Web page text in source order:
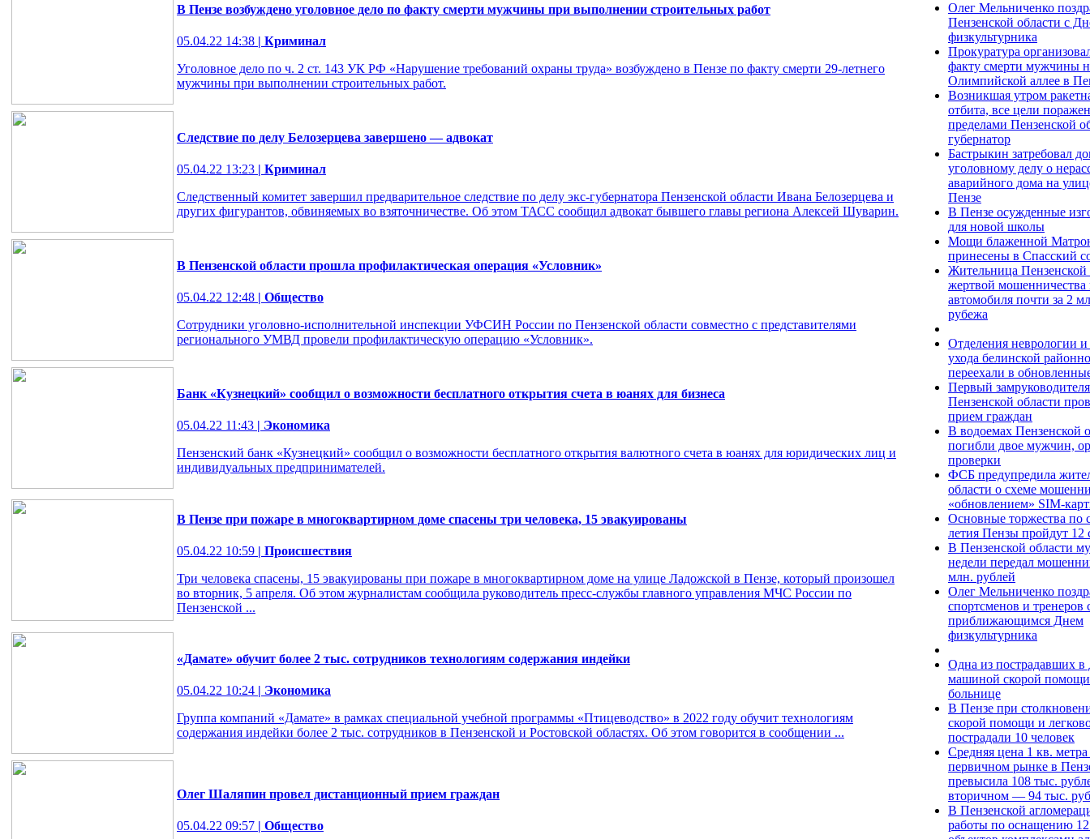
В Пензе возбуждено уголовное дело по факту смерти мужчины при выполнении строительных работ
05.04.22 14:38 | Криминал
Уголовное дело по ч. 2 ст. 143 УК РФ «Нарушение требований охраны труда» возбуждено в Пензе по факту смерти 29-летнего
мужчины при выполнении строительных работ.
Следствие по делу Белозерцева завершено — адвокат
05.04.22 13:23 | Криминал
Следственный комитет завершил предварительное следствие по делу экс-губернатора Пензенской области Ивана Белозерцева и
других фигурантов, обвиняемых во взяточничестве. Об этом ТАСС сообщил адвокат бывшего главы региона Алексей Шуварин.
В Пензенской области прошла профилактическая операция «Условник»
05.04.22 12:48 | Общество
Сотрудники уголовно-исполнительной инспекции УФСИН России по Пензенской области совместно с представителями
регионального УМВД провели профилактическую операцию «Условник».
Банк «Кузнецкий» сообщил о возможности бесплатного открытия счета в юанях для бизнеса
05.04.22 11:43 | Экономика
Пензенский банк «Кузнецкий» сообщил о возможности бесплатного открытия валютного счета в юанях для юридических лиц и
индивидуальных предпринимателей.
В Пензе при пожаре в многоквартирном доме спасены три человека, 15 эвакуированы
05.04.22 10:59 | Происшествия
Три человека спасены, 15 эвакуированы при пожаре в многоквартирном доме на улице Ладожской в Пензе, который произошел
во вторник, 5 апреля. Об этом журналистам сообщила руководитель пресс-службы главного управления МЧС России по
Пензенской ...
«Дамате» обучит более 2 тыс. сотрудников технологиям содержания индейки
05.04.22 10:24 | Экономика
Группа компаний «Дамате» в рамках специальной учебной программы «Птицеводство» в 2022 году обучит технологиям
содержания индейки более 2 тыс. сотрудников в Пензенской и Ростовской областях. Об этом говорится в сообщении ...
Олег Шаляпин провел дистанционный прием граждан
05.04.22 09:57 | Общество
Олег Мельниченко
Пензенской области с
физкультурника
Прокуратура
факту смерти мужчины
Олимпийской аллее в
Возникшая утром
отбита, все цели
пределами Пензенской
губернатор
Бастрыкин затребовал
уголовному делу о
аварийного дома на
Пензе
В Пензе осужденные
для новой школы
Мощи блаженной
принесены в Спасский
Жительница Пензенской
жертвой мошенничества
автомобиля почти за 2
рубежа
Отделения неврологии и
ухода белинской
переехали в
Первый
Пензенской области
прием граждан
В водоемах Пензенской
погибли двое мужчин,
проверки
ФСБ предупредила
области о схеме
«обновлением» SIM-
Основные торжества по
летия Пензы пройдут 12
В Пензенской области
недели передал
млн. рублей
Олег Мельниченко
спортсменов и тренеров
приближающимся Днем
физкультурника
Одна из пострадавших
машиной скорой помощи
больнице
В Пензе при
скорой помощи и
пострадали 10 человек
Средняя цена 1 кв.
первичном рынке в
превысила 108 тыс.
вторичном — 94 тыс.
В Пензенской
работы по оснащению